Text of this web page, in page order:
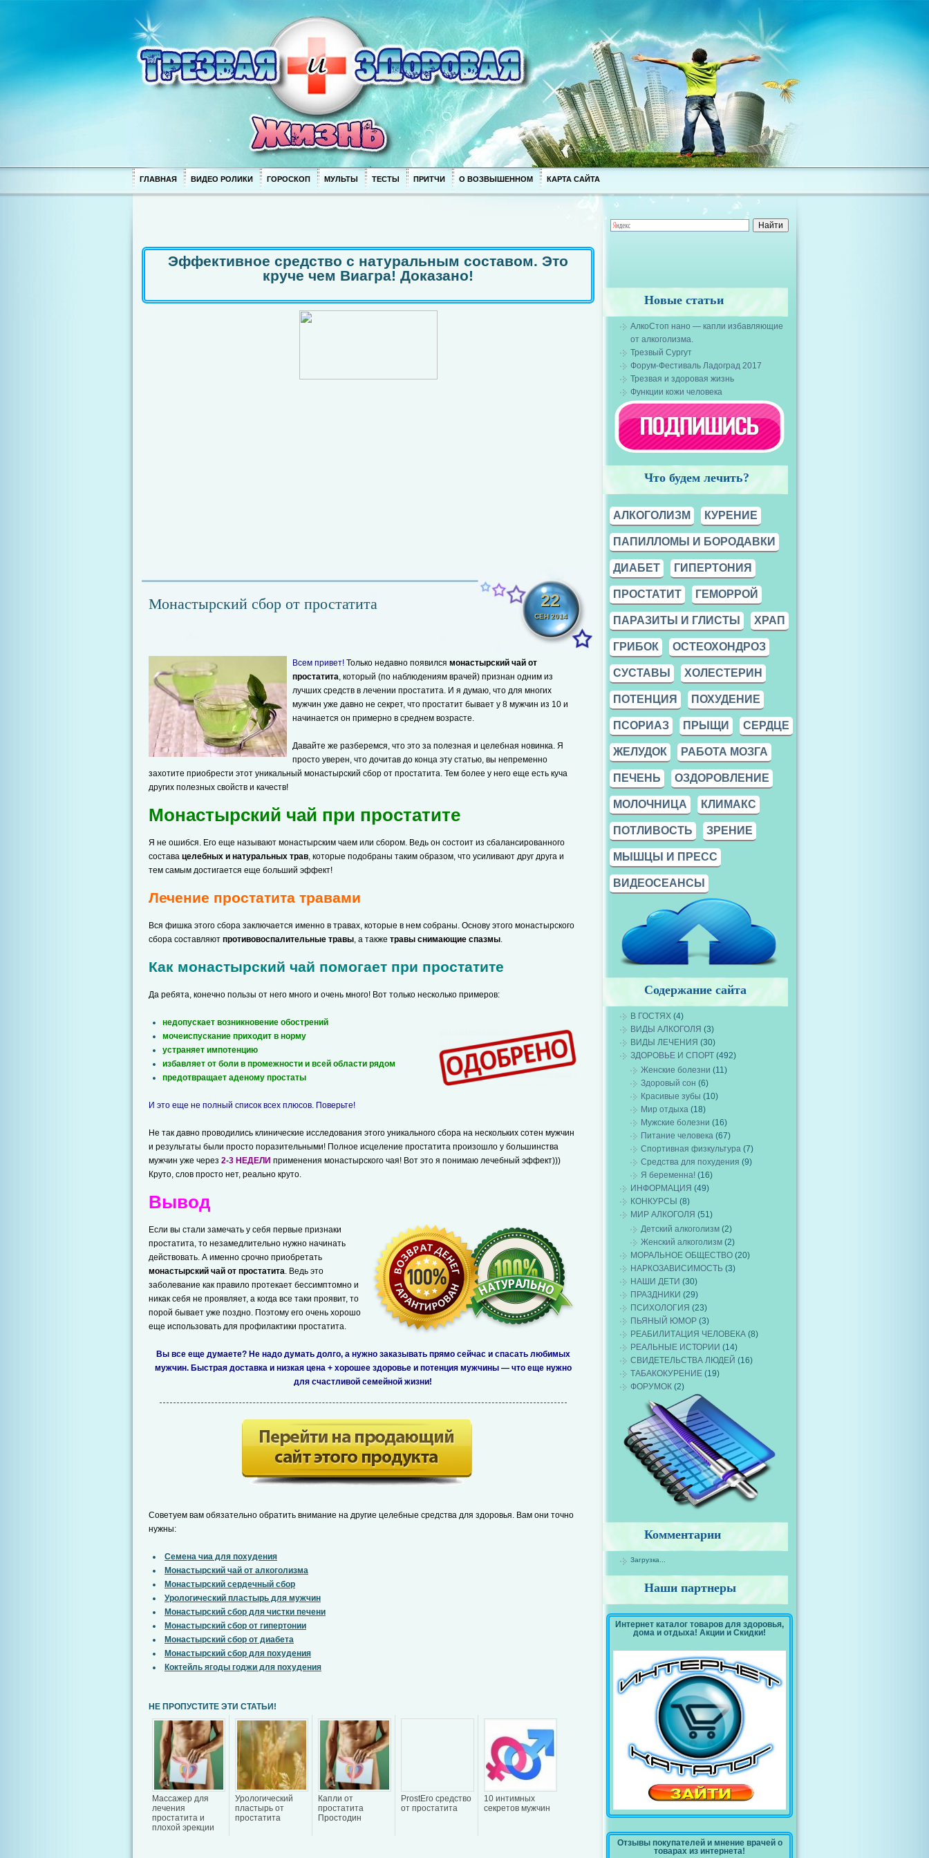
ГЛАВНАЯ ВИДЕО РОЛИКИ ГОРОСКОП МУЛЬТЫ ТЕСТЫ ПРИТЧИ О ВОЗВЫШЕННОМ КАРТА САЙТА
Эффективное средство с натуральным составом. Это
круче чем Виагра! Доказано!
Монастырский сбор от простатита 22
СЕН 2014
Всем привет! Только недавно появился монастырский чай от
простатита, который (по наблюдениям врачей) признан одним из
лучших средств в лечении простатита. И я думаю, что для многих
мужчин уже давно не секрет, что простатит бывает у 8 мужчин из 10 и
начинается он примерно в среднем возрасте.
Давайте же разберемся, что это за полезная и целебная новинка. Я
просто уверен, что дочитав до конца эту статью, вы непременно
захотите приобрести этот уникальный монастырский сбор от простатита. Тем более у него еще есть куча
других полезных свойств и качеств!
Монастырский чай при простатите
Я не ошибся. Его еще называют монастырским чаем или сбором. Ведь он состоит из сбалансированного
состава целебных и натуральных трав, которые подобраны таким образом, что усиливают друг друга и
тем самым достигается еще больший эффект!
Лечение простатита травами
Вся фишка этого сбора заключается именно в травах, которые в нем собраны. Основу этого монастырского
сбора составляют противовоспалительные травы, а также травы снимающие спазмы.
Как монастырский чай помогает при простатите
Да ребята, конечно пользы от него много и очень много! Вот только несколько примеров:
недопускает возникновение обострений
мочеиспускание приходит в норму
устраняет импотенцию
избавляет от боли в промежности и всей области рядом
предотвращает аденому простаты
И это еще не полный список всех плюсов. Поверьте!
Не так давно проводились клинические исследования этого уникального сбора на нескольких сотен мужчин
и результаты были просто поразительными! Полное исцеление простатита произошло у большинства
мужчин уже через 2-3 НЕДЕЛИ применения монастырского чая! Вот это я понимаю лечебный эффект)))
Круто, слов просто нет, реально круто.
Вывод
Если вы стали замечать у себя первые признаки
простатита, то незамедлительно нужно начинать
действовать. А именно срочно приобретать
монастырский чай от простатита. Ведь это
заболевание как правило протекает бессимптомно и
никак себя не проявляет, а когда все таки проявит, то
порой бывает уже поздно. Поэтому его очень хорошо
еще использовать для профилактики простатита.
Вы все еще думаете? Не надо думать долго, а нужно заказывать прямо сейчас и спасать любимых
мужчин. Быстрая доставка и низкая цена + хорошее здоровье и потенция мужчины — что еще нужно
для счастливой семейной жизни!
Советуем вам обязательно обратить внимание на другие целебные средства для здоровья. Вам они точно
нужны:
Семена чиа для похудения
Монастырский чай от алкоголизма
Монастырский сердечный сбор
Урологический пластырь для мужчин
Монастырский сбор для чистки печени
Монастырский сбор от гипертонии
Монастырский сбор от диабета
Монастырский сбор для похудения
Коктейль ягоды годжи для похудения
НЕ ПРОПУСТИТЕ ЭТИ СТАТЬИ!
Массажер для
лечения
простатита и
плохой эрекции
Урологический
пластырь от
простатита
Капли от
простатита
Простодин
ProstEro средство
от простатита
10 интимных
секретов мужчин
Новые статьи
АлкоСтоп нано — капли избавляющие
от алкоголизма.
Трезвый Сургут
Форум-Фестиваль Ладоград 2017
Трезвая и здоровая жизнь
Функции кожи человека
Что будем лечить?
АЛКОГОЛИЗМ КУРЕНИЕ
ПАПИЛЛОМЫ И БОРОДАВКИ
ДИАБЕТ ГИПЕРТОНИЯ
ПРОСТАТИТ ГЕМОРРОЙ
ПАРАЗИТЫ И ГЛИСТЫ ХРАП
ГРИБОК ОСТЕОХОНДРОЗ
СУСТАВЫ ХОЛЕСТЕРИН
ПОТЕНЦИЯ ПОХУДЕНИЕ
ПСОРИАЗ ПРЫЩИ СЕРДЦЕ
ЖЕЛУДОК РАБОТА МОЗГА
ПЕЧЕНЬ ОЗДОРОВЛЕНИЕ
МОЛОЧНИЦА КЛИМАКС
ПОТЛИВОСТЬ ЗРЕНИЕ
МЫШЦЫ И ПРЕСС
ВИДЕОСЕАНСЫ
Содержание сайта
В ГОСТЯХ (4)
ВИДЫ АЛКОГОЛЯ (3)
ВИДЫ ЛЕЧЕНИЯ (30)
ЗДОРОВЬЕ И СПОРТ (492)
Женские болезни (11)
Здоровый сон (6)
Красивые зубы (10)
Мир отдыха (18)
Мужские болезни (16)
Питание человека (67)
Спортивная физкультура (7)
Средства для похудения (9)
Я беременна! (16)
ИНФОРМАЦИЯ (49)
КОНКУРСЫ (8)
МИР АЛКОГОЛЯ (51)
Детский алкоголизм (2)
Женский алкоголизм (2)
МОРАЛЬНОЕ ОБЩЕСТВО (20)
НАРКОЗАВИСИМОСТЬ (3)
НАШИ ДЕТИ (30)
ПРАЗДНИКИ (29)
ПСИХОЛОГИЯ (23)
ПЬЯНЫЙ ЮМОР (3)
РЕАБИЛИТАЦИЯ ЧЕЛОВЕКА (8)
РЕАЛЬНЫЕ ИСТОРИИ (14)
СВИДЕТЕЛЬСТВА ЛЮДЕЙ (16)
ТАБАКОКУРЕНИЕ (19)
ФОРУМОК (2)
Комментарии
Загрузка...
Наши партнеры
Интернет каталог товаров для здоровья,
дома и отдыха! Акции и Скидки!
Отзывы покупателей и мнение врачей о
товарах из интернета!